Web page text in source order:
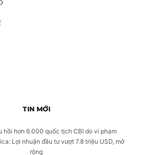
TIN MỚI
hồi hơn 6.000 quốc tịch CBI do vi phạm
Lợi nhuận đầu tư vượt 7.8 triệu USD, mở
rộng